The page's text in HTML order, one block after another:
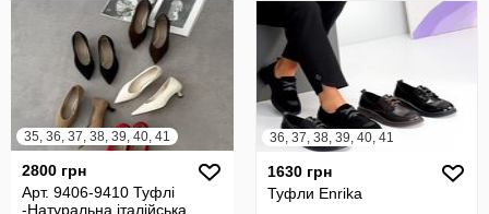
35, 36, 37, 38, 39, 40, 41
2800 грн
Арт. 9406-9410 Туфлі
-Натуральна італійська
36, 37, 38, 39, 40, 41
1630 грн
Туфли Enrika